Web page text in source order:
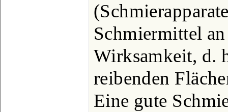
Schmiermittel
Wirksamkeit, d.
reibenden
Eine gute